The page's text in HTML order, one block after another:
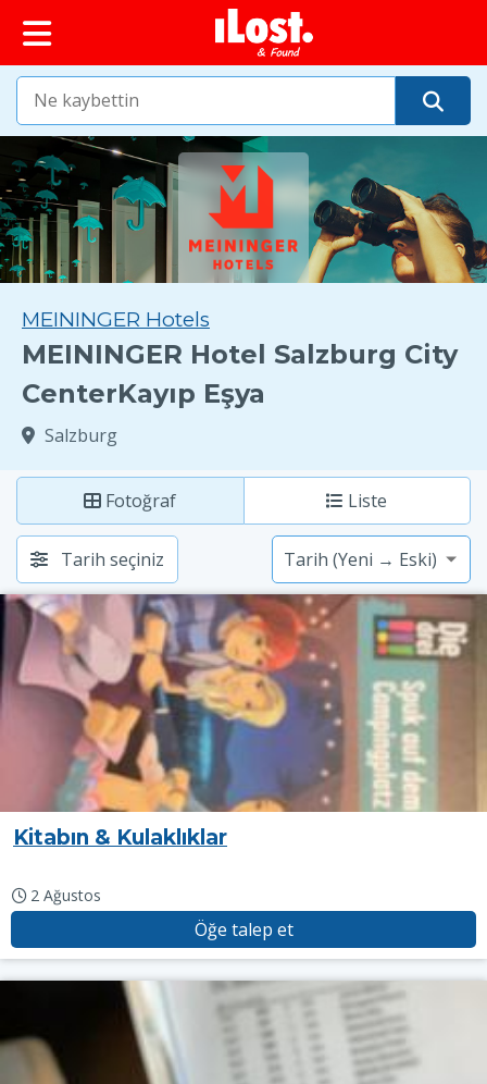
MEININGER Hotels
MEININGER Hotel Salzburg City
CenterKayıp Eşya
Salzburg
Fotoğraf Liste
Tarih seçiniz
Kitabın & Kulaklıklar
2 Ağustos
Öğe talep et